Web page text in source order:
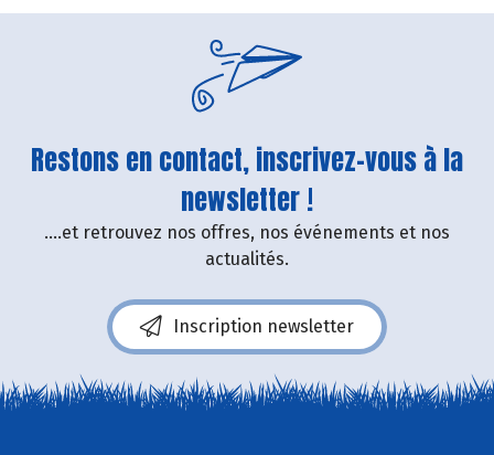
Restons en contact, inscrivez-vous à la
newsletter !
....et retrouvez nos offres, nos événements et nos
actualités.
Inscription newsletter